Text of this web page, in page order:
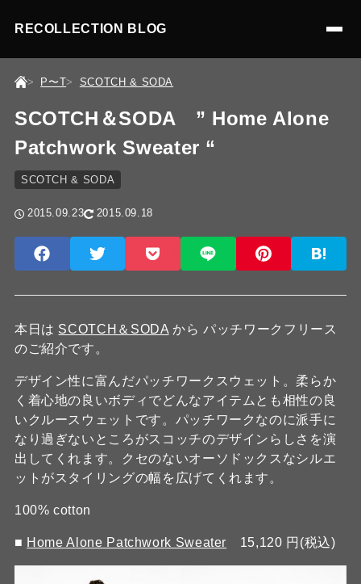
RECOLLECTION BLOG
P〜T SCOTCH & SODA
SCOTCH＆SODA ” Home Alone
Patchwork Sweater “
SCOTCH & SODA
2015.09.23 2015.09.18
本日は SCOTCH＆SODA から パッチワークフリース
のご紹介です。
デザイン性に富んだパッチワークスウェット。柔らか
く着心地の良いボディでどんなアイテムとも相性の良
いクルースウェットです。パッチワークなのに派手に
なり過ぎないところがスコッチのデザインらしさを演
出してくれます。クセのないオーソドックスなシルエ
ットがスタイリングの幅を広げてくれます。
100% cotton
■ Home Alone Patchwork Sweater 15,120 円(税込)